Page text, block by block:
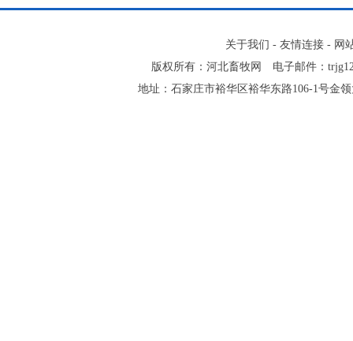
关于我们 - 友情连接 - 网
版权所有：河北畜牧网 电子邮件：
地址：石家庄市裕华区裕华东路106-1号金领